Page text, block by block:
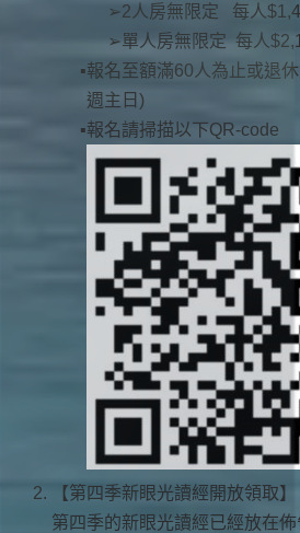
2人房無限定 每人
單人房無限定 每人
報名至額滿60人為止或退
週主日)
報名請掃描以下QR-code
【第四季新眼光讀經開放領取】
第四季的新眼光讀經已經放在